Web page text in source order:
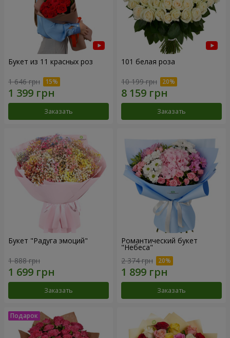
Букет из 11 красных роз
1 646 грн
Заказать
101 белая роза
10 199 грн
Заказать
Букет "Радуга эмоций"
1 888 грн
Заказать
Романтический букет
"Небеса"
2 374 грн
Заказать